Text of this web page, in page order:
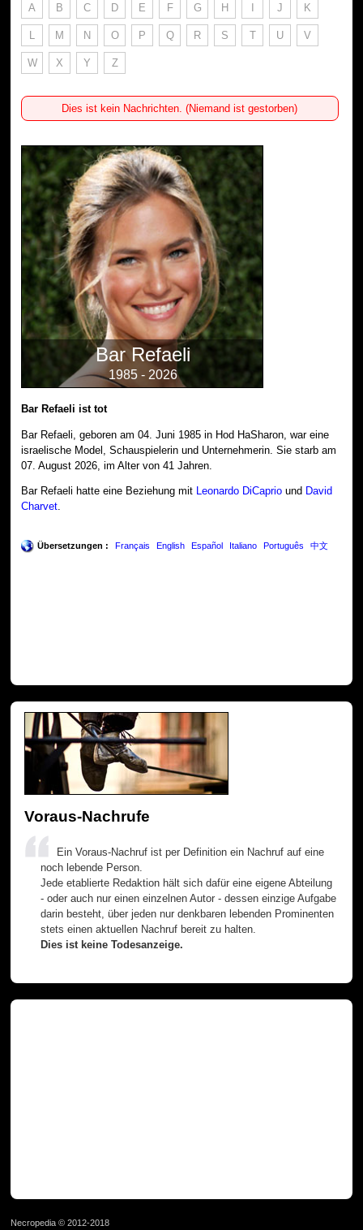
A B C D E F G H I J K
L M N O P Q R S T U V
W X Y Z
Dies ist kein Nachrichten. (Niemand ist gestorben)
Bar Refaeli
1985 - 2026
Bar Refaeli ist tot
Bar Refaeli, geboren am 04. Juni 1985 in Hod HaSharon, war eine
israelische Model, Schauspielerin und Unternehmerin. Sie starb am
07. August 2026, im Alter von 41 Jahren.
Bar Refaeli hatte eine Beziehung mit Leonardo DiCaprio und David
Charvet.
Übersetzungen : Français English Español Italiano Português 中文
Voraus-Nachrufe
Ein Voraus-Nachruf ist per Definition ein Nachruf auf eine
noch lebende Person.
Jede etablierte Redaktion hält sich dafür eine eigene Abteilung
- oder auch nur einen einzelnen Autor - dessen einzige Aufgabe
darin besteht, über jeden nur denkbaren lebenden Prominenten
stets einen aktuellen Nachruf bereit zu halten.
Dies ist keine Todesanzeige.
Necropedia © 2012-2018